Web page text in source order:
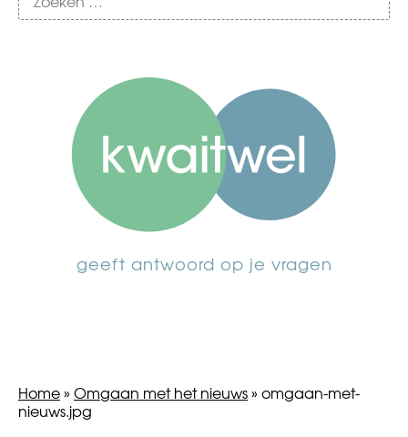
geeft antwoord op je vragen
Home» Omgaan met het nieuws» omgaan-met-
nieuws.jpg